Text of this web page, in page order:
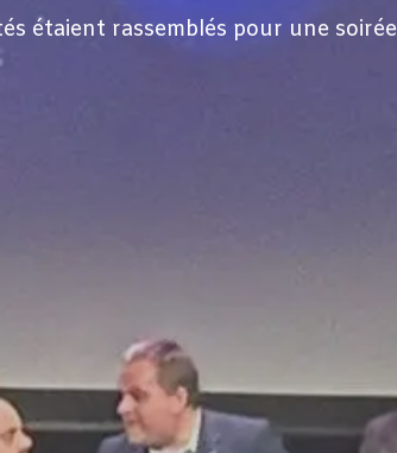
étaient rassemblés pour une soirée